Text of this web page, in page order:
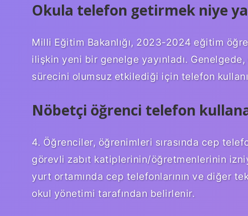
Okula telefon getirmek niye
Milli Eğitim Bakanlığı, 2023-2024 eğitim
ilişkin yeni bir genelge yayınladı.
sürecini olumsuz etkilediği için telefon
Nöbetçi öğrenci telefon
4. Öğrenciler, öğrenimleri sırasında cep
görevli zabıt katiplerinin/öğretmenlerinin
yurt ortamında cep telefonlarının ve diğer
okul yönetimi tarafından belirlenir.